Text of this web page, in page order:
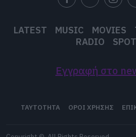
LATEST MUSIC MOVIES
RADIO
Εγγραφή στο
ΤΑΥΤΟΤΗΤΑ ΟΡΟΙ ΧΡΗΣΗΣ